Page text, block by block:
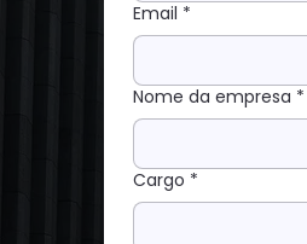
Email *
Nome da empresa *
Cargo *